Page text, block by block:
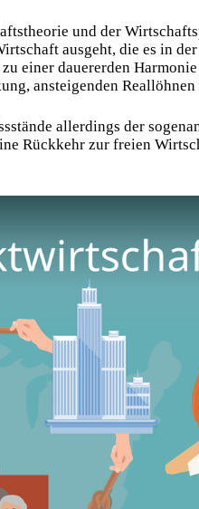
und der
ausgeht, die es in
einer dauererden
ansteigenden
allerdings der
Rückkehr zur freien